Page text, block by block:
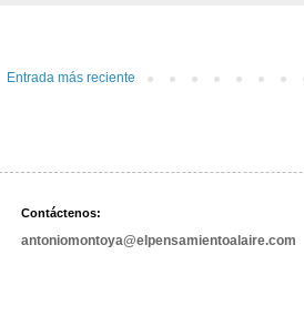
Entrada más reciente
Contáctenos:
antoniomontoya@elpensamientoalaire.com